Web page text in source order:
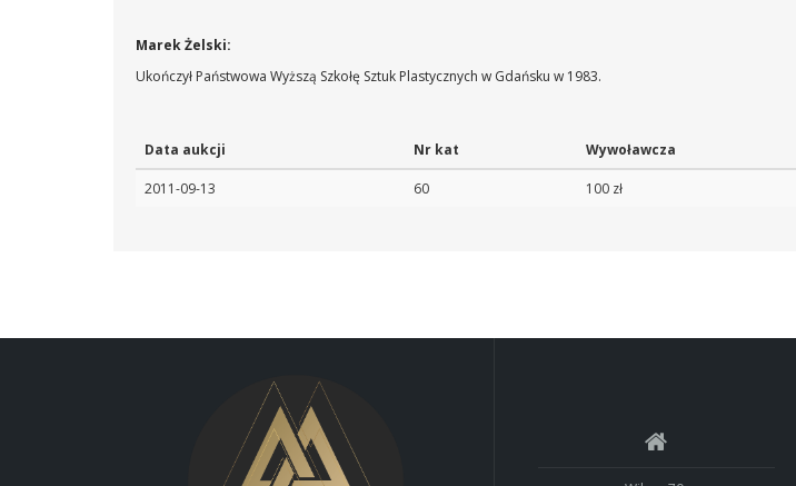
Marek Żelski:
Ukończył Państwowa Wyższą Szkołę Sztuk Plastycznych w Gdańsku w 1983.
Data aukcji Nr kat Wywoławcza
2011-09-13 60 100 zł